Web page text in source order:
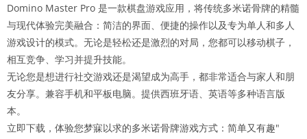
Domino Master Pro 是一款棋盘游戏应用，将传统多米诺骨牌的精髓
与现代体验完美融合：简洁的界面、便捷的操作以及专为单人和多人
游戏设计的模式。无论是轻松还是激烈的对局，您都可以移动棋子，
相互竞争、学习并提升技能。
无论您是想进行社交游戏还是渴望成为高手，都非常适合与家人和朋
友分享。兼容手机和平板电脑。提供西班牙语、英语等多种语言版
本。
立即下载，体验您梦寐以求的多米诺骨牌游戏方式：简单又有趣"